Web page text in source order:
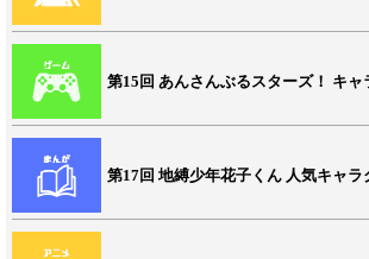
第15回 あんさんぶるスターズ！ キ
第17回 地縛少年花子くん 人気キャラ